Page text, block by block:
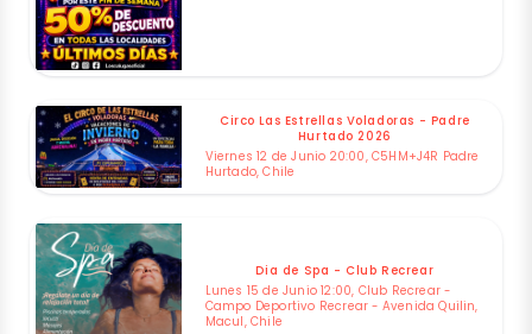
Circo Las Estrellas Voladoras - Padre
Hurtado 2026
Viernes 12 de Junio 20:00, C5HM+J4R Padre
Hurtado, Chile
Dia de Spa - Club Recrear
Lunes 15 de Junio 12:00, Club Recrear -
Campo Deportivo Recrear - Avenida Quilin,
Macul, Chile